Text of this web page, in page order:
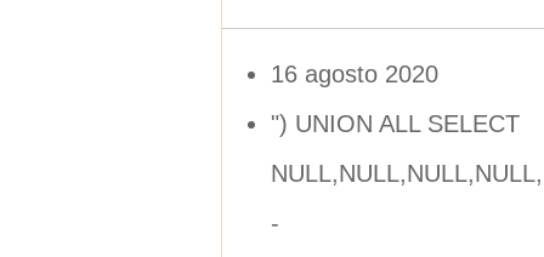
16 agosto 2020
") UNION ALL SELECT
-